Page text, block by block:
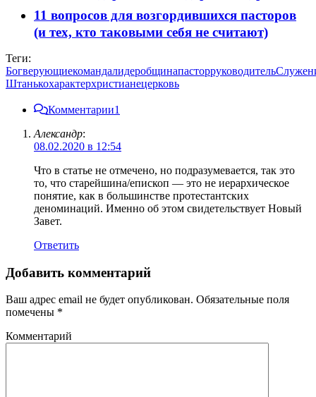
11 вопросов для возгордившихся пасторов
(и тех, кто таковыми себя не считают)
Теги:
Богверующиекомандалидеробщинапасторруководитель
Штанькохарактерхристианецерковь
Комментарии1
Александр:
08.02.2020 в 12:54
Что в статье не отмечено, но подразумевается, так это
то, что старейшина/епископ — это не иерархическое
понятие, как в большинстве протестантских
деноминаций. Именно об этом свидетельствует Новый
Завет.
Ответить
Добавить комментарий
Ваш адрес email не будет опубликован. Обязательные поля
помечены *
Комментарий